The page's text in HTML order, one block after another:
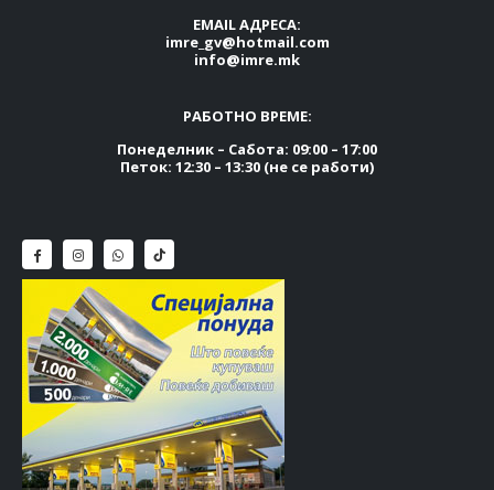
EMAIL АДРЕСА:
imre_gv@hotmail.com
info@imre.mk
РАБОТНО ВРЕМЕ:
Понеделник – Сабота: 09:00 – 17:00
Петок: 12:30 – 13:30 (не се работи)